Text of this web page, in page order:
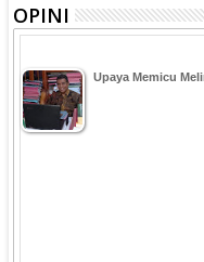
OPINI
Upaya Memicu